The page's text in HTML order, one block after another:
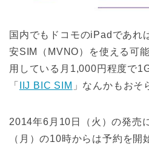
国内でもドコモのiPadであれ
安SIM（MVNO）を使える可
用している月1,000円程度で
「
IIJ BIC SIM 」なんかもおそ
2014年6月10日（火）の発売
（月）の10時からは予約を開